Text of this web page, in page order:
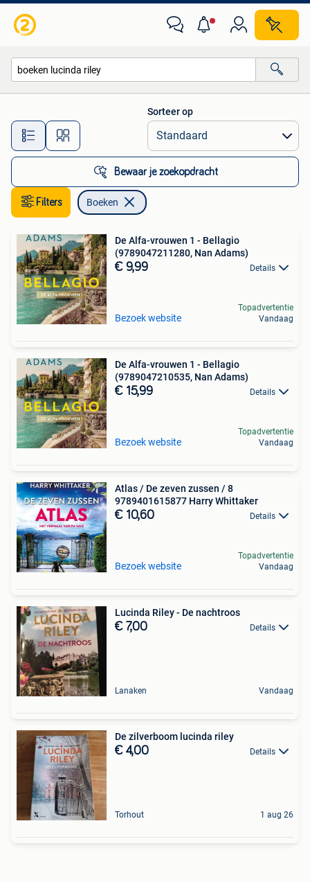
Alle afstanden…
Sorteer op
Bewaar je zoekopdracht
Filters Boeken
De Alfa-vrouwen 1 - Bellagio
(9789047211280, Nan Adams)
€ 9,99 Details
Bezoek website
Topadvertentie
Vandaag
De Alfa-vrouwen 1 - Bellagio
(9789047210535, Nan Adams)
€ 15,99 Details
Bezoek website
Topadvertentie
Vandaag
Atlas / De zeven zussen / 8
9789401615877 Harry Whittaker
€ 10,60 Details
Bezoek website
Topadvertentie
Vandaag
Lucinda Riley - De nachtroos
€ 7,00 Details
Lanaken Vandaag
De zilverboom lucinda riley
€ 4,00 Details
Torhout 1 aug 26